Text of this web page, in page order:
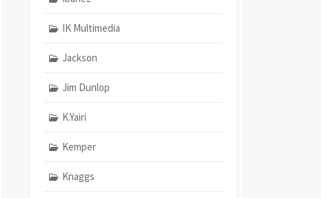
IK Multimedia
Jackson
Jim Dunlop
K.Yairi
Kemper
Knaggs